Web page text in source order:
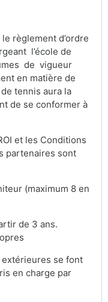
règlement d’ordre
l’école de
de vigueur
en matière de
tennis aura la
de se conformer à
et les Conditions
partenaires sont
(maximum 8 en
de 3 ans.
se font
en charge par